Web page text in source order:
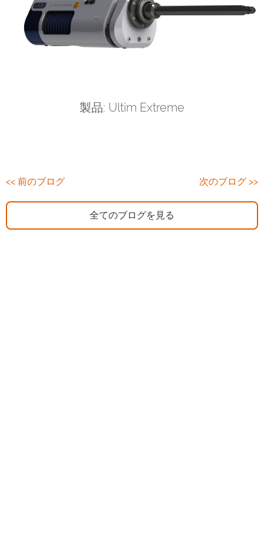
製品: Ultim Extreme
<< 前のブログ 次のブログ >>
全てのブログを見る